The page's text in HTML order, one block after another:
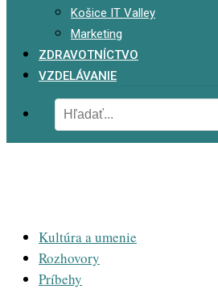
Košice IT Valley
Marketing
ZDRAVOTNÍCTVO
VZDELÁVANIE
Kultúra a umenie
Rozhovory
Príbehy